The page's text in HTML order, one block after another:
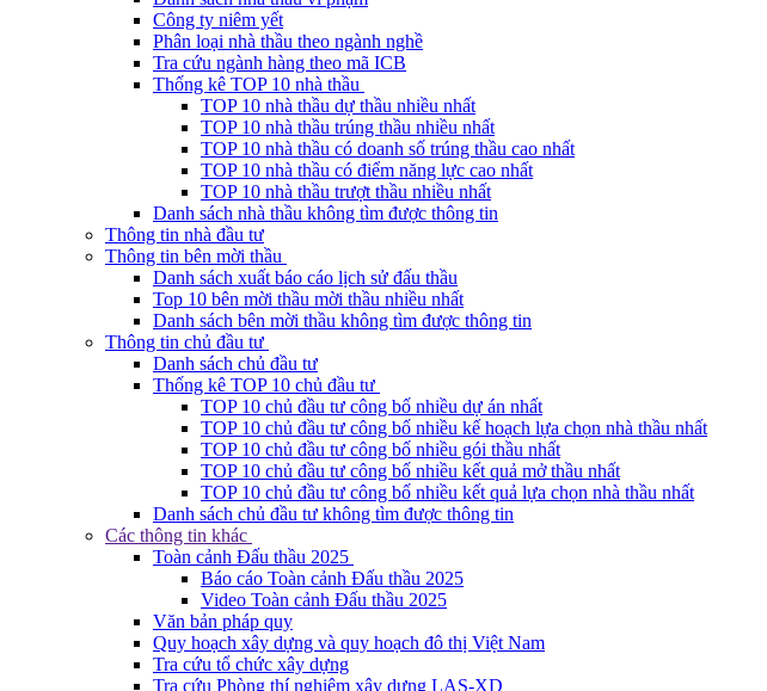
Công ty niêm yết
Phân loại nhà thầu theo ngành nghề
Tra cứu ngành hàng theo mã ICB
Thống kê TOP 10 nhà thầu
TOP 10 nhà thầu dự thầu nhiều nhất
TOP 10 nhà thầu trúng thầu nhiều nhất
TOP 10 nhà thầu có doanh số trúng thầu cao nhất
TOP 10 nhà thầu có điểm năng lực cao nhất
TOP 10 nhà thầu trượt thầu nhiều nhất
Danh sách nhà thầu không tìm được thông tin
Thông tin nhà đầu tư
Thông tin bên mời thầu
Danh sách xuất báo cáo lịch sử đấu thầu
Top 10 bên mời thầu mời thầu nhiều nhất
Danh sách bên mời thầu không tìm được thông tin
Thông tin chủ đầu tư
Danh sách chủ đầu tư
Thống kê TOP 10 chủ đầu tư
TOP 10 chủ đầu tư công bố nhiều dự án nhất
TOP 10 chủ đầu tư công bố nhiều kế hoạch lựa chọn nhà thầu nhất
TOP 10 chủ đầu tư công bố nhiều gói thầu nhất
TOP 10 chủ đầu tư công bố nhiều kết quả mở thầu nhất
TOP 10 chủ đầu tư công bố nhiều kết quả lựa chọn nhà thầu nhất
Danh sách chủ đầu tư không tìm được thông tin
Các thông tin khác
Toàn cảnh Đấu thầu 2025
Báo cáo Toàn cảnh Đấu thầu 2025
Video Toàn cảnh Đấu thầu 2025
Văn bản pháp quy
Quy hoạch xây dựng và quy hoạch đô thị Việt Nam
Tra cứu tổ chức xây dựng
Tra cứu Phòng thí nghiệm xây dựng LAS-XD